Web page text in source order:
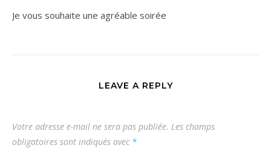
Je vous souhaite une agréable soirée
LEAVE A REPLY
Votre adresse e-mail ne sera pas publiée. Les champs
obligatoires sont indiqués avec *